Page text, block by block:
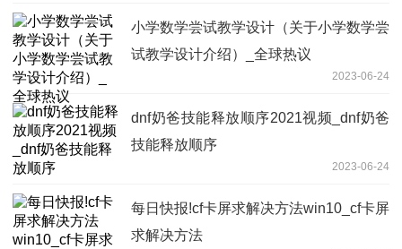
小学数学尝试教学设计（关于小学数学尝
试教学设计介绍）_全球热议
2023-06-24
dnf奶爸技能释放顺序2021视频_dnf奶爸
技能释放顺序
2023-06-24
每日快报!cf卡屏求解决方法win10_cf卡屏
求解决方法